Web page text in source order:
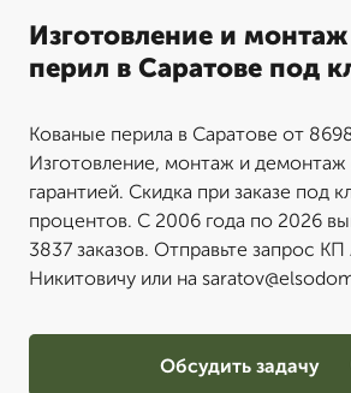
Изготовление и
перил в Саратове под
Кованые перила в Саратове от
Изготовление, монтаж и
гарантией. Скидка при заказе под
процентов. С 2006 года по 2026
3837 заказов. Отправьте запрос
Никитовичу или на
Обсудить задачу